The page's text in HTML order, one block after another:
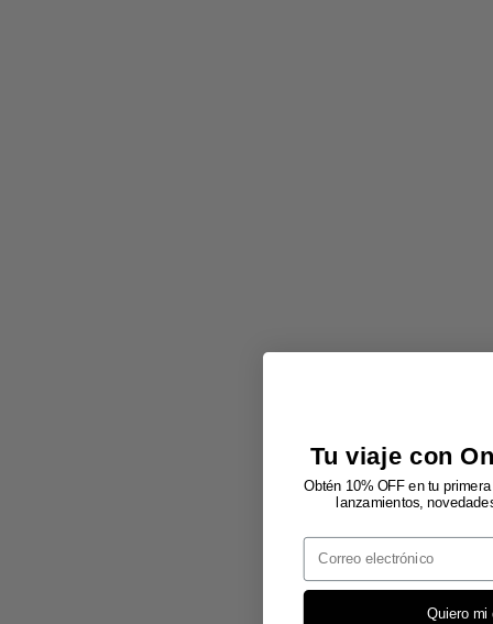
Tu viaje con
Obtén 10% OFF en tu
lanzamientos,
Email
Quiero mi